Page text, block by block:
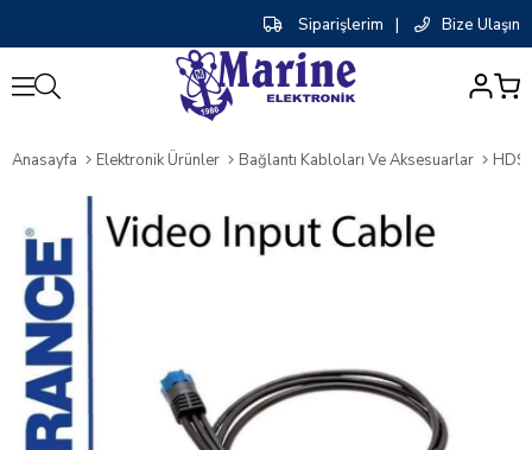
Siparişlerim | Bize Ulaşın
Anasayfa Elektronik Ürünler Bağlantı Kabloları Ve Aksesuarlar HDS